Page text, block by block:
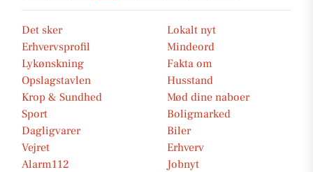
Det sker
Lokalt nyt
Erhvervsprofil
Mindeord
Lykønskning
Fakta om
Opslagstavlen
Husstand
Krop & Sundhed
Mød dine naboer
Sport
Boligmarked
Dagligvarer
Biler
Vejret
Erhverv
Alarm112
Jobnyt